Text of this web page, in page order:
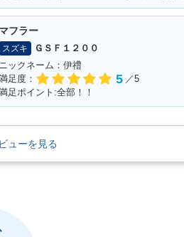
マフラー
スズキ
ＧＳＦ１２００
ニックネーム：伊禮
足度：
5 ／5
足ポイント:全部！！
ューを見る